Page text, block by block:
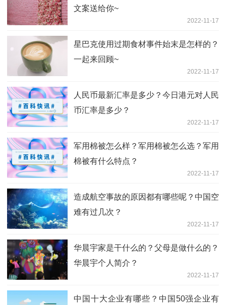
文案送给你~
2022-11-17
星巴克使用过期食材事件始末是怎样的？
一起来回顾~
2022-11-17
人民币最新汇率是多少？今日港元对人民
币汇率是多少？
2022-11-17
军用棉被怎么样？军用棉被怎么选？军用
棉被有什么特点？
2022-11-17
造成航空事故的原因都有哪些呢？中国空
难有过几次？
2022-11-17
华晨宇家是干什么的？父母是做什么的？
华晨宇个人简介？
2022-11-17
中国十大企业有哪些？中国50强企业有